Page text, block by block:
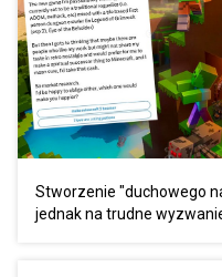
Stworzenie "duchowego
jednak na trudne